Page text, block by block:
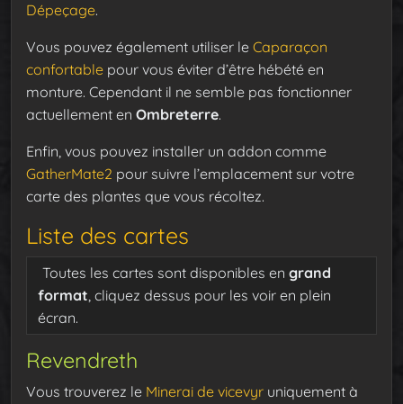
Dépeçage.
Vous pouvez également utiliser le Caparaçon
confortable pour vous éviter d’être hébété en
monture. Cependant il ne semble pas fonctionner
actuellement en Ombreterre.
Enfin, vous pouvez installer un addon comme
GatherMate2 pour suivre l’emplacement sur votre
carte des plantes que vous récoltez.
Liste des cartes
Toutes les cartes sont disponibles en grand
format, cliquez dessus pour les voir en plein
écran.
Revendreth
Vous trouverez le Minerai de vicevyr uniquement à